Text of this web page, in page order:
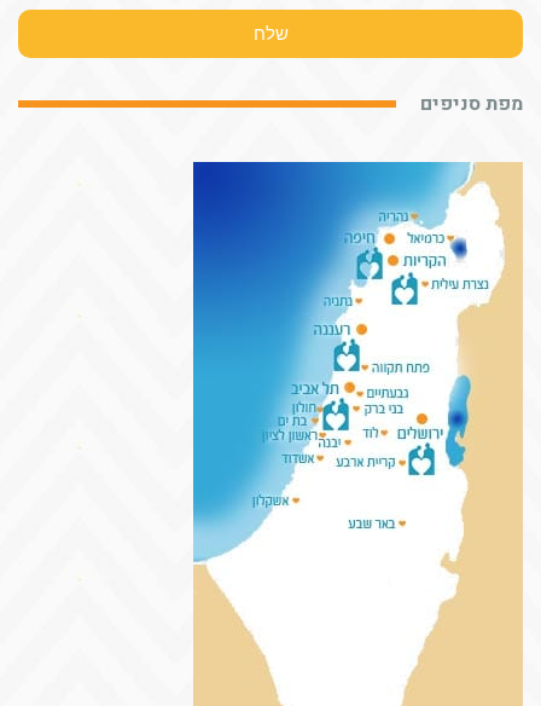
שלח
מפת סניפים